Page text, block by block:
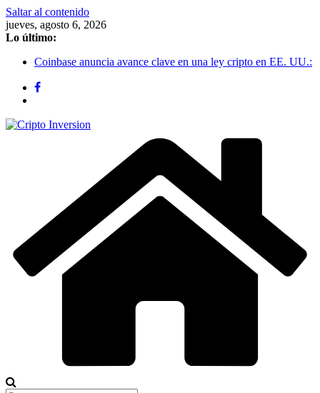
Saltar al contenido
jueves, agosto 6, 2026
Lo último:
Coinbase anuncia avance clave en una ley cripto en EE. UU.:
regulación
Bitcoin sigue cerca de USD 64.000 mientras las salidas de
ETFs de Bitcoin presionan al mercado
Stablecoins vs depósitos tokenizados: la nueva batalla entre
bancos y cripto por el dinero digital
Acciones tokenizadas: la SEC avanza hacia un nuevo marco
regulatorio en EE. UU.